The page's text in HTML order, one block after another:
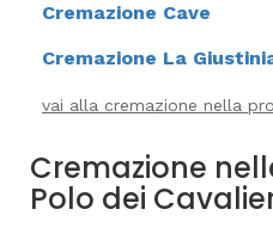
Cremazione Cave
Cremazione La
vai alla cremazione nella
Cremazione
Polo dei